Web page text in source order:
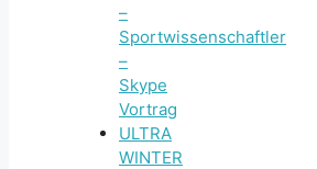
–
Sportwissenschaftler
–
Skype
Vortrag
ULTRA
WINTER